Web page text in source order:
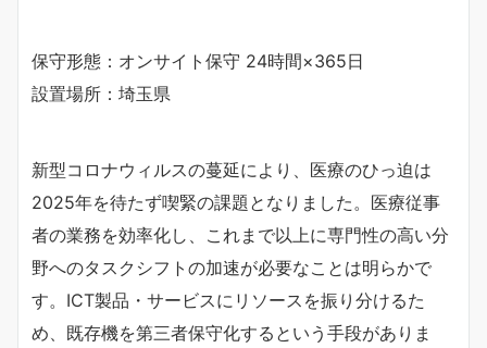
保守形態：オンサイト保守 24時間×365日
設置場所：埼玉県
新型コロナウィルスの蔓延により、医療のひっ迫は
2025年を待たず喫緊の課題となりました。医療従事
者の業務を効率化し、これまで以上に専門性の高い分
野へのタスクシフトの加速が必要なことは明らかで
す。ICT製品・サービスにリソースを振り分けるた
め、既存機を第三者保守化するという手段がありま